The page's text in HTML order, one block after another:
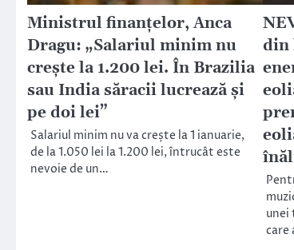
Ministrul finanţelor, Anca
Dragu: „Salariul minim nu
creşte la 1.200 lei. În Brazilia
sau India săracii lucrează şi
pe doi lei”
Salariul minim nu va crește la 1 ianuarie,
de la 1.050 lei la 1.200 lei, întrucât este
nevoie de un…
din
unei
care